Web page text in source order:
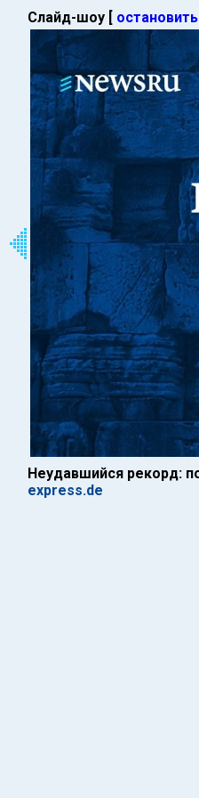
Слайд-шоу [ остановить
Неудавшийся рекорд:
express.de